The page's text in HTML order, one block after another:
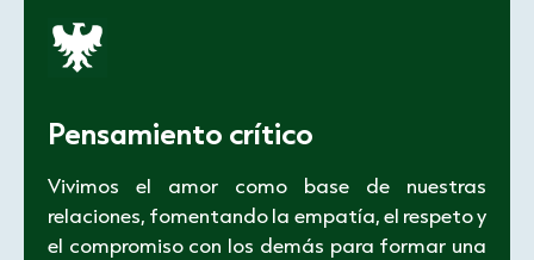
Pensamiento crítico
Vivimos el amor como base de nuestras
relaciones, fomentando la empatía, el respeto y
el compromiso con los demás para formar una